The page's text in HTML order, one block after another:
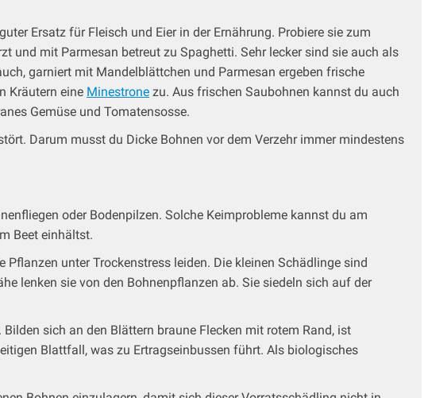
Ersatz für Fleisch und Eier in der Ernährung. Probiere sie zum
und mit Parmesan betreut zu Spaghetti. Sehr lecker sind sie auch als
garniert mit Mandelblättchen und Parmesan ergeben frische
Kräutern eine Minestrone zu. Aus frischen Saubohnen kannst du auch
Gemüse und Tomatensosse.
Darum musst du Dicke Bohnen vor dem Verzehr immer mindestens
oder Bodenpilzen. Solche Keimprobleme kannst du am
Beet einhältst.
unter Trockenstress leiden. Die kleinen Schädlinge sind
lenken sie von den Bohnenpflanzen ab. Sie siedeln sich auf der
sich an den Blättern braune Flecken mit rotem Rand, ist
Blattfall, was zu Ertragseinbussen führt. Als biologisches